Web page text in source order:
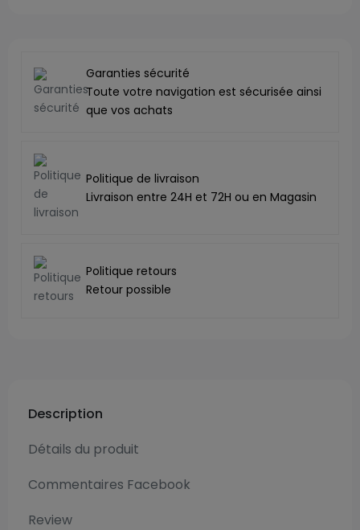
Garanties sécurité
Toute votre navigation est sécurisée ainsi
que vos achats
Politique de livraison
Livraison entre 24H et 72H ou en Magasin
Politique retours
Retour possible
Description
Détails du produit
Commentaires Facebook
Review